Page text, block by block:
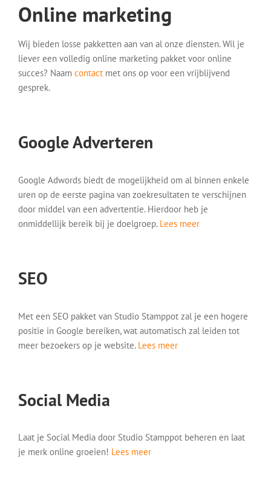
Online marketing
Wij bieden losse pakketten aan van al onze diensten. Wil je
liever een volledig online marketing pakket voor online
succes? Naam contact met ons op voor een vrijblijvend
gesprek.
Google Adverteren
Google Adwords biedt de mogelijkheid om al binnen enkele
uren op de eerste pagina van zoekresultaten te verschijnen
door middel van een advertentie. Hierdoor heb je
onmiddellijk bereik bij je doelgroep. Lees meer
SEO
Met een SEO pakket van Studio Stamppot zal je een hogere
positie in Google bereiken, wat automatisch zal leiden tot
meer bezoekers op je website. Lees meer
Social Media
Laat je Social Media door Studio Stamppot beheren en laat
je merk online groeien! Lees meer